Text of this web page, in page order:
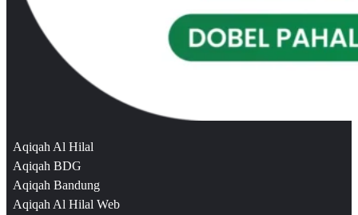
Aqiqah Al Hilal
Aqiqah BDG
Aqiqah Bandung
Aqiqah Al Hilal Web